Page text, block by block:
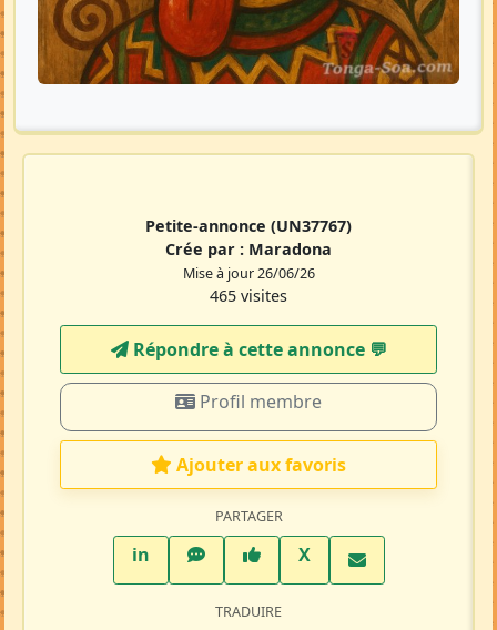
Petite-annonce (UN37767)
Crée par : Maradona
Mise à jour 26/06/26
465 visites
Répondre à cette annonce 💬​
Profil membre
Ajouter aux favoris
PARTAGER
inLinkedInWhatsAppFacebook
XTwitter X
TRADUIRE